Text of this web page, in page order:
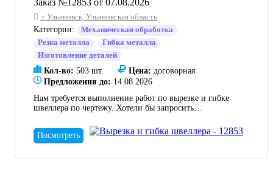
Заказ №12853 от 07.08.2026
г Ульяновск, Ульяновская область
Категории:
Механическая обработка
Резка металла
Гибка металла
Изготовление деталей
Кол-во: 503 шт. Цена: договорная
Предложения до: 14.08.2026
Нам требуется выполнение работ по вырезке и гибке
швеллера по чертежу. Хотели бы запросить
Посмотреть